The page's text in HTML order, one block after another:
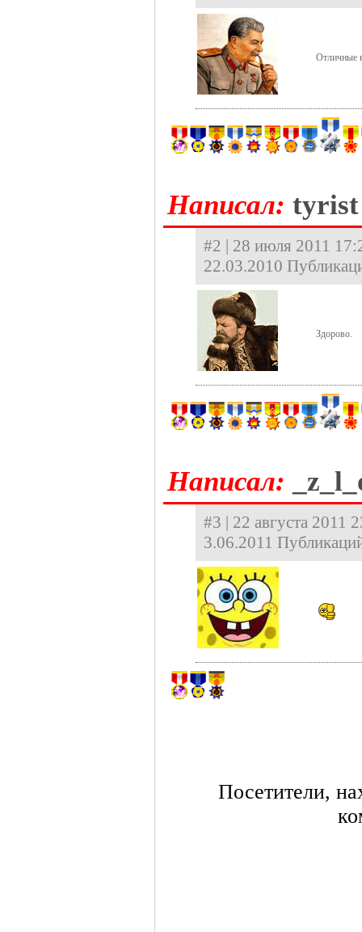
Отличные
Hаписал: tyrist
#2 | 28 июля 2011
22.03.2010
Здорово.
Hаписал:
#3 | 22 августа 2011
3.06.2011
Посетители,